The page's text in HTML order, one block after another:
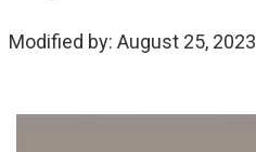
Modified by: August 25, 2023